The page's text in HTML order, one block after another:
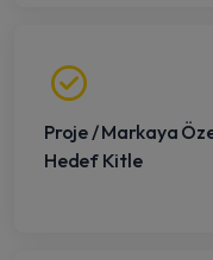
Proje / Markaya
Hedef Kitle